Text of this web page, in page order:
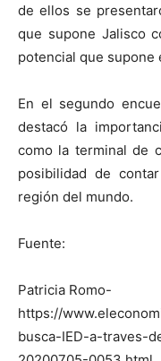
de ellos se
que supone Jalisco
potencial que supone
En el segundo
destacó la
como la terminal de
posibilidad de
región del mundo.
Fuente:
Patricia Romo-
https://
busca-IED-a-traves-